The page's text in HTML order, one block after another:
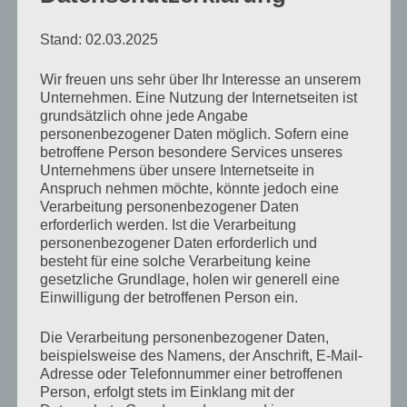
Unvollständig
vonRocko Kakoschke Januar 21, 2020
Keine
Kommentare
Meine Seelenkönigin,
mein Herzbedürfnis,
mein ungesagtes Wort.
Meine Stärke,
mein Glaube,
mein geheimer Ort.
Mein Sehnen,
mein Flehen,
Stand: 02.03.2025
Wir freuen uns sehr über Ihr Interesse an unserem
Unternehmen. Eine Nutzung der Internetseiten ist
grundsätzlich ohne jede Angabe
personenbezogener Daten möglich. Sofern eine
betroffene Person besondere Services unseres
Unternehmens über unsere Internetseite in
Anspruch nehmen möchte, könnte jedoch eine
Verarbeitung personenbezogener Daten
erforderlich werden. Ist die Verarbeitung
personenbezogener Daten erforderlich und
besteht für eine solche Verarbeitung keine
gesetzliche Grundlage, holen wir generell eine
Einwilligung der betroffenen Person ein.
Die Verarbeitung personenbezogener Daten,
beispielsweise des Namens, der Anschrift, E-Mail-
Adresse oder Telefonnummer einer betroffenen
Person, erfolgt stets im Einklang mit der